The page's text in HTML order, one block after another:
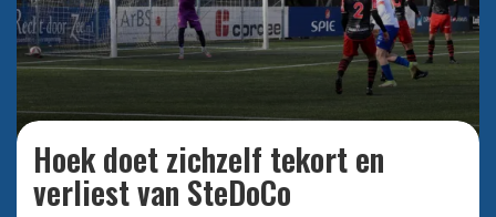
Bekijk alle foto's
Hoek doet zichzelf tekort en
verliest van SteDoCo